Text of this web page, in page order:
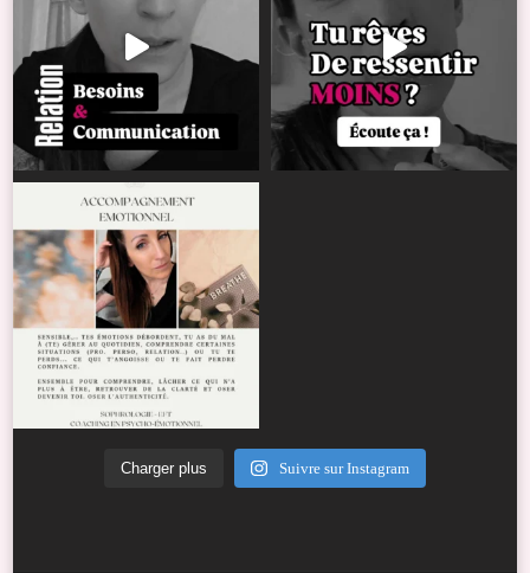
Charger plus Suivre sur Instagram